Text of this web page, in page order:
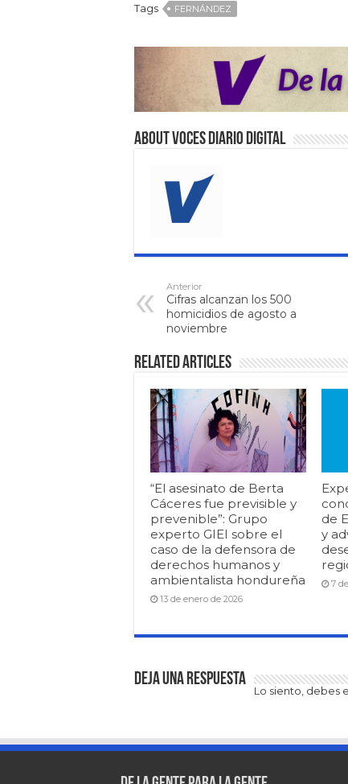
Tags FERNÁNDEZ
About VOCES Diario digital
Anterior
Cifras alcanzan los 500
homicidios de agosto a
noviembre
Related Articles
“El asesinato de Berta
Cáceres fue previsible y
prevenible”: Grupo
experto GIEI sobre el
caso de la defensora de
derechos humanos y
ambientalista hondureña
13 de enero de 2026
de
y
7
Deja una respuesta
Lo siento, debes